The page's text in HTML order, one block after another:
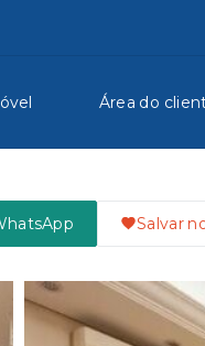
Área do
Salvar